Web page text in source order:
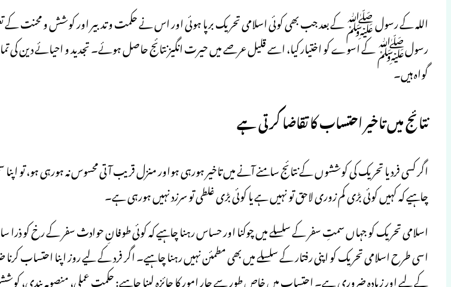
اللہ کے رسول ﷺ کے بعد جب بھی کوئی اسلامی تحریک برپا ہوئی اور اس نے حکمت و تدبیر اور کوشش و محنت
رسولﷺ کے اسوے کو اختیار کیا، اسے قلیل عرصے میں حیرت انگیز نتائج حاصل ہوئے۔ تجدید و احیائے دین کی
گواہ ہیں۔
نتائج میں تاخیر احتساب کا تقاضا کرتی ہے
اگر کسی فرد یا تحریک کی کوششوں کے نتائج سامنے آنے میں تاخیر ہورہی ہواور منزل قریب آتی محسوس نہ ہورہی ہو، تو
چاہیے کہ کہیں کوئی بڑی کم زوری لاحق تو نہیں ہے یا کوئی بڑی غلطی تو سرزد نہیں ہورہی ہے۔
اسلامی تحریک کو جہاں سمتِ سفر کے سلسلے میں چوکنا اور حساس رہنا چاہیے کہ کوئی طوفانِ حوادث سفر کے رخ کو ذرا
اسی طرح اسلامی تحریک کو اپنی رفتار کے سلسلے میں بھی مطمئن نہیں رہنا چاہیے۔ اگر فرد کے لیے روز اپنا احتساب
کے لیے اور زیادہ ضروری ہے۔ احتساب میں خاص طور سے چار امور کا جائزہ لینا چاہیے: حکمت عملی، منصوبہ بندی،